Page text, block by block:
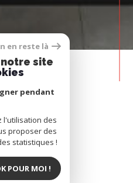
en reste là
site
pendant
l'utilisation des
proposer des
statistiques !
POUR MOI !